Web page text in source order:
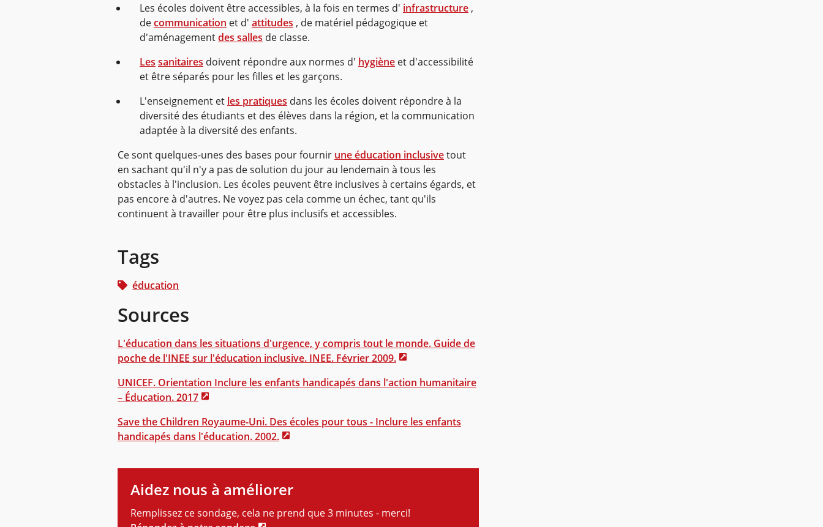
Les écoles doivent être accessibles, à la fois en termes d' infrastructure ,
decommunication et d' attitudes , de matériel pédagogique et
d'aménagementdes salles de classe.
Les sanitaires doivent répondre aux normes d' hygiène et d'accessibilité
et être séparés pour les filles et les garçons.
L'enseignement et les pratiques dans les écoles doivent répondre à la
diversité des étudiants et des élèves dans la région, et la communication
adaptée à la diversité des enfants.
Ce sont quelques-unes des bases pour fournir une éducation inclusivetout
en sachant qu'il n'y a pas de solution du jour au lendemain à tous les
obstacles à l'inclusion. Les écoles peuvent être inclusives à certains égards, et
pas encore à d'autres. Ne voyez pas cela comme un échec, tant qu'ils
continuent à travailler pour être plus inclusifs et accessibles.
Tags
éducation
Sources
L'éducation dans les situations d'urgence, y compris tout le monde. Guide de
poche de l'INEE sur l'éducation inclusive. INEE. Février 2009.
UNICEF. Orientation Inclure les enfants handicapés dans l'action humanitaire
– Éducation. 2017
Save the Children Royaume-Uni. Des écoles pour tous - Inclure les enfants
handicapés dans l'éducation. 2002.
Aidez nous à améliorer
Remplissez ce sondage, cela ne prend que 3 minutes - merci!